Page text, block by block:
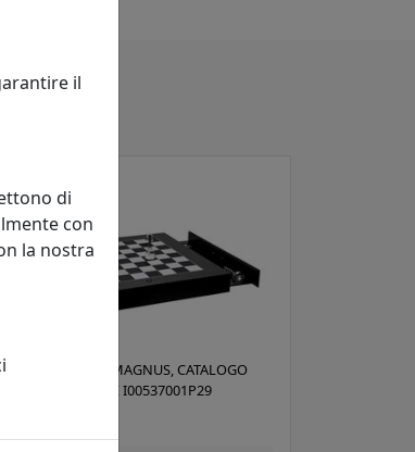
SCACCHIERA MAGNUS, CATALOGO
IPLEX, CODICE I00537001P29
il
di
con
la nostra